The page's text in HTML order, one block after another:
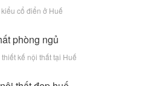
cổ điển ở Huế
kế nội thất tại Huế